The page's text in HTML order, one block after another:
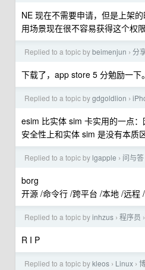
NE 现在不需要申请，但是上架
用场景现在很不容易获得这个权限
Replied to a topic bybeimenjun › 分
下载了，app store 5 分勉励一下
Replied to a topic bygdgoldlion ›
esim 比实体 sim 卡实用的一点
安全性上和实体 sim 是没有本质
Replied to a topic by lgapple › 问与答
borg
开源 /命令行 /跨平台 /本地 /远程
Replied to a topic byinhzus › 程序员 ›
R I P
Replied to a topic bykleos › Linux ›